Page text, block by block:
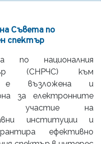
Съвета по
спектър
по националния
(СНРЧС) към
е възложена и
за електронните
участие на
институции и
ефективно